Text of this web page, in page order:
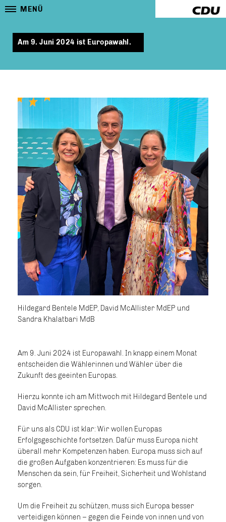
MENÜ
Am 9. Juni 2024 ist Europawahl.
Hildegard Bentele MdEP, David McAllister MdEP und
Sandra Khalatbari MdB
Am 9. Juni 2024 ist Europawahl. In knapp einem Monat
entscheiden die Wählerinnen und Wähler über die
Zukunft des geeinten Europas.
Hierzu konnte ich am Mittwoch mit Hildegard Bentele und
David McAllister sprechen.
Für uns als CDU ist klar: Wir wollen Europas
Erfolgsgeschichte fortsetzen. Dafür muss Europa nicht
überall mehr Kompetenzen haben. Europa muss sich auf
die großen Aufgaben konzentrieren: Es muss für die
Menschen da sein, für Freiheit, Sicherheit und Wohlstand
sorgen.
Um die Freiheit zu schützen, muss sich Europa besser
verteidigen können – gegen die Feinde von innen und von